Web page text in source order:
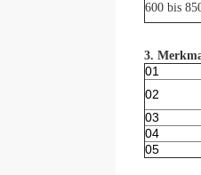
600 bis
3.
01
02
03
04
05